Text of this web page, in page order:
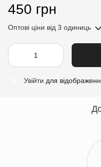
450 грн
Оптові ціни від 3 одиниць
Увійти для